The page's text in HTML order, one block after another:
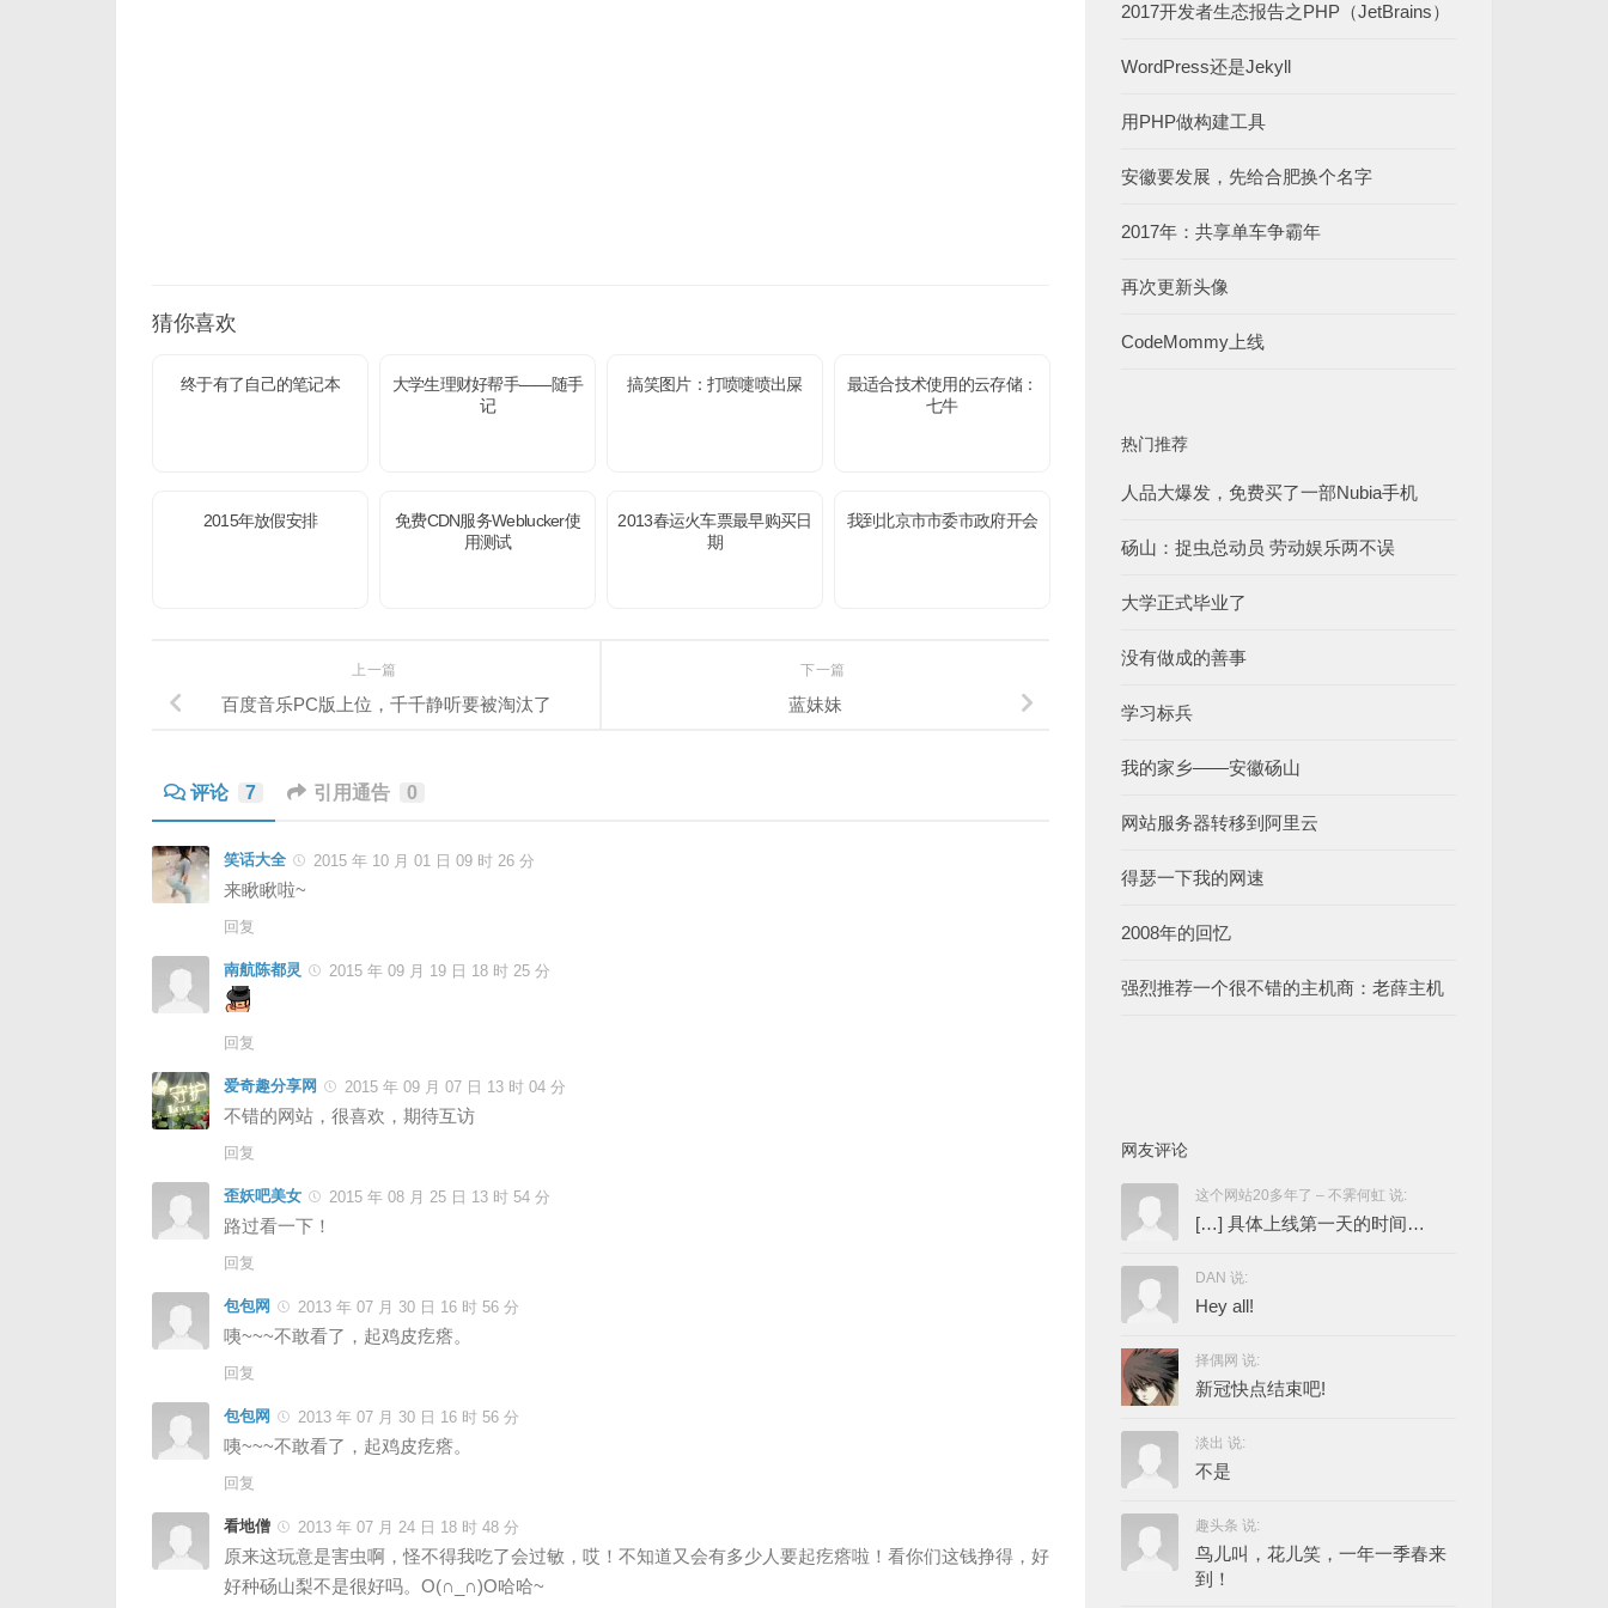
猜你喜欢
终于有了自己的笔记本
大学生理财好帮手——随手
记
搞笑图片：打喷嚏喷出屎
最适合技术使用的云存储：
七牛
2015年放假安排
免费CDN服务Weblucker使
用测试
2013春运火车票最早购买日
期
我到北京市市委市政府开会
下一篇
蓝妹妹
上一篇
百度音乐PC版上位，千千静听要被淘汰了
评论 7 引用通告 0
笑话大全 2015 年 10 月 01 日 09 时 26 分
来瞅瞅啦~
回复
南航陈都灵 2015 年 09 月 19 日 18 时 25 分
回复
爱奇趣分享网 2015 年 09 月 07 日 13 时 04 分
不错的网站，很喜欢，期待互访
回复
歪妖吧美女 2015 年 08 月 25 日 13 时 54 分
路过看一下！
回复
包包网 2013 年 07 月 30 日 16 时 56 分
咦~~~不敢看了，起鸡皮疙瘩。
回复
包包网 2013 年 07 月 30 日 16 时 56 分
咦~~~不敢看了，起鸡皮疙瘩。
回复
看地僧 2013 年 07 月 24 日 18 时 48 分
原来这玩意是害虫啊，怪不得我吃了会过敏，哎！不知道又会有多少人要起疙瘩啦！看你们这钱挣得，好
好种砀山梨不是很好吗。O(∩_∩)O哈哈~
2017开发者生态报告之PHP（JetBrains）
WordPress还是Jekyll
用PHP做构建工具
安徽要发展，先给合肥换个名字
2017年：共享单车争霸年
再次更新头像
CodeMommy上线
热门推荐
人品大爆发，免费买了一部Nubia手机
砀山：捉虫总动员 劳动娱乐两不误
大学正式毕业了
没有做成的善事
学习标兵
我的家乡——安徽砀山
网站服务器转移到阿里云
得瑟一下我的网速
2008年的回忆
强烈推荐一个很不错的主机商：老薛主机
网友评论
这个网站20多年了 – 不霁何虹 说:
[…] 具体上线第一天的时间…
DAN 说:
Hey all!
择偶网 说:
新冠快点结束吧!
淡出 说:
不是
趣头条 说:
鸟儿叫，花儿笑，一年一季春来
到！